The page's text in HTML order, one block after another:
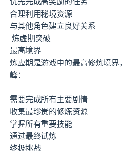
合理利用秘境资源
与其他角色建立良好关系
炼虚期突破
最高境界
炼虚期是游戏中的最高修炼境界
峰：
需要完成所有主要剧情
收集最珍贵的修炼资源
掌握所有重要技能
通过最终试炼
终极挑战